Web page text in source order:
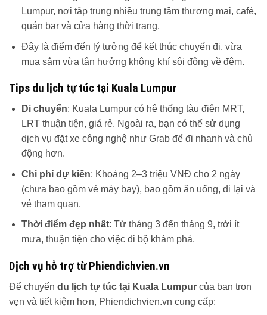
Lumpur, nơi tập trung nhiều trung tâm thương mại, café,
quán bar và cửa hàng thời trang.
Đây là điểm đến lý tưởng để kết thúc chuyến đi, vừa
mua sắm vừa tận hưởng không khí sôi động về đêm.
Tips du lịch tự túc tại Kuala Lumpur
Di chuyển: Kuala Lumpur có hệ thống tàu điện MRT,
LRT thuận tiện, giá rẻ. Ngoài ra, bạn có thể sử dụng
dịch vụ đặt xe công nghệ như Grab để đi nhanh và chủ
động hơn.
Chi phí dự kiến: Khoảng 2–3 triệu VNĐ cho 2 ngày
(chưa bao gồm vé máy bay), bao gồm ăn uống, đi lại và
vé tham quan.
Thời điểm đẹp nhất: Từ tháng 3 đến tháng 9, trời ít
mưa, thuận tiện cho việc đi bộ khám phá.
Dịch vụ hỗ trợ từ Phiendichvien.vn
Để chuyến du lịch tự túc tại Kuala Lumpur của bạn trọn
vẹn và tiết kiệm hơn, Phiendichvien.vn cung cấp: